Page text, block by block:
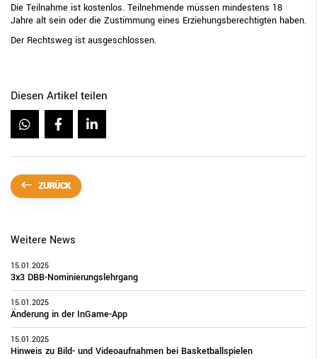
Die Teilnahme ist kostenlos. Teilnehmende müssen mindestens 18
Jahre alt sein oder die Zustimmung eines Erziehungsberechtigten haben.
Der Rechtsweg ist ausgeschlossen.
Diesen Artikel teilen
ZURÜCK
Weitere News
15.01.2025
3x3 DBB-Nominierungslehrgang
15.01.2025
Änderung in der InGame-App
15.01.2025
Hinweis zu Bild- und Videoaufnahmen bei Basketballspielen